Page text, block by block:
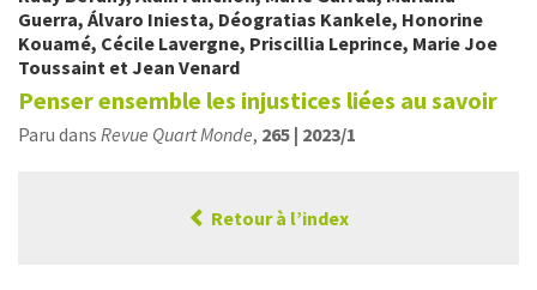
Guerra, Álvaro Iniesta, Déogratias Kankele, Honorine
Kouamé, Cécile Lavergne, Priscillia Leprince, Marie Joe
Toussaint etJean Venard
Penser ensemble les injustices liées au savoir
Paru dans Revue Quart Monde, 265 | 2023/1
Retour à l’index